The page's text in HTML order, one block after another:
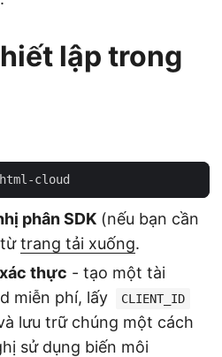
lập trong
phân SDK (nếu bạn cần
trang tải xuống.
thực - tạo một tài
miễn phí, lấy
CLIENT_ID
lưu trữ chúng một cách
sử dụng biến môi